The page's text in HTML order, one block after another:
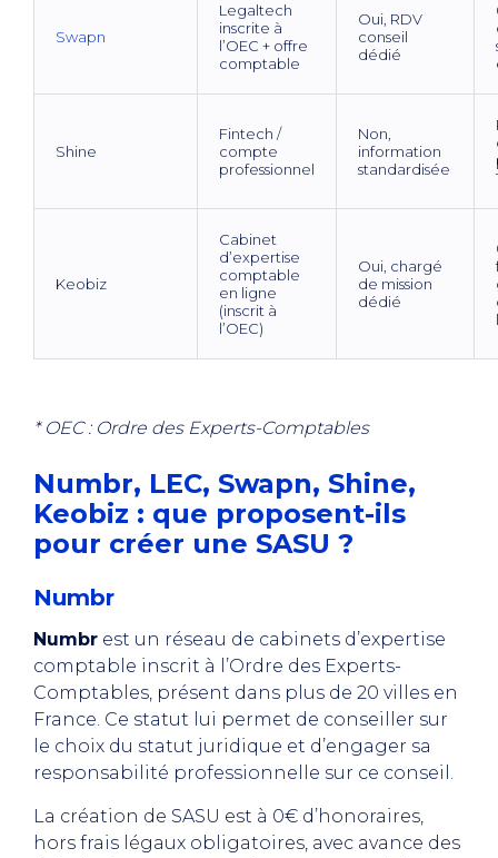
Swapn
Legaltech
inscrite à
l’OEC + offre
comptable
Oui, RDV
conseil
dédié
Shine
Fintech /
compte
professionnel
Non,
information
standardisée
Keobiz
Cabinet
d’expertise
comptable
en ligne
(inscrit à
l’OEC)
Oui, chargé
de mission
dédié
* OEC : Ordre des Experts-Comptables
Numbr, LEC, Swapn, Shine,
Keobiz : que proposent-ils
pour créer une SASU ?
Numbr
Numbr est un réseau de cabinets d’expertise
comptable inscrit à l’Ordre des Experts-
Comptables, présent dans plus de 20 villes en
France. Ce statut lui permet de conseiller sur
le choix du statut juridique et d’engager sa
responsabilité professionnelle sur ce conseil.
La création de SASU est à 0€ d’honoraires,
hors frais légaux obligatoires, avec avance des